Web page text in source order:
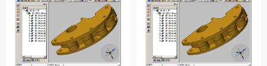
和企业相关的外部资源的整
合。ERP乐投·体育-中国一站式
服务平台对企业的意义是什么?
以下是顺景ERP软件小编的分
为一种乐投·体育-中国一站式服
务平台化的管理思想和先进的
管理模式，建立...